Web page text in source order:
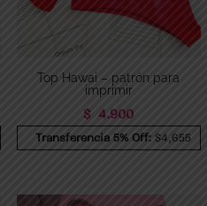
Top Hawai – patrón para
imprimir
$ 4.900
Transferencia 5% Off: $4,655